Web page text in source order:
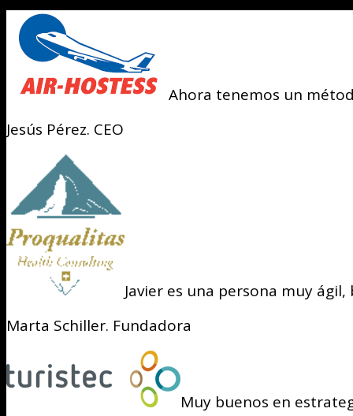
Ahora tenemos un
Jesús Pérez. CEO
Javier es una persona muy
Marta Schiller. Fundadora
Muy buenos en